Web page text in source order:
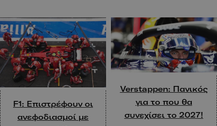
F1: Eπιστρέφουν οι
ανεφοδιασμοί με
Verstappen: Πανικός
για το που θα
συνεχίσει το 2027!